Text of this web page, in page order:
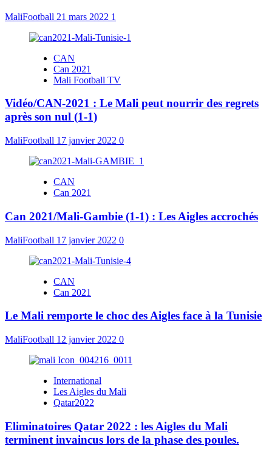
MaliFootball 21 mars 2022 1
CAN
Can 2021
Mali Football TV
Vidéo/CAN-2021 : Le Mali peut nourrir des regrets
après son nul (1-1)
MaliFootball 17 janvier 2022 0
CAN
Can 2021
Can 2021/Mali-Gambie (1-1) : Les Aigles accrochés
MaliFootball 17 janvier 2022 0
CAN
Can 2021
Le Mali remporte le choc des Aigles face à la Tunisie
MaliFootball 12 janvier 2022 0
International
Les Aigles du Mali
Qatar2022
Eliminatoires Qatar 2022 : les Aigles du Mali
terminent invaincus lors de la phase des poules.